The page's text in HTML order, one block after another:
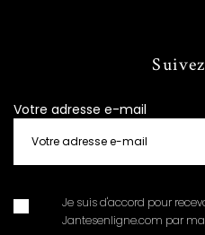
Votre adresse e-mail
Je suis d'accord pour
Jantesenligne.com par